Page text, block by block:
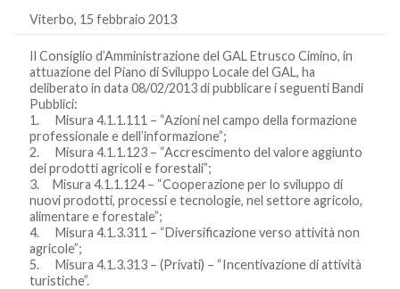
Viterbo, 15 febbraio 2013
Il Consiglio d’Amministrazione del GAL Etrusco Cimino, in
attuazione del Piano di Sviluppo Locale del GAL, ha
deliberato in data 08/02/2013 di pubblicare i seguenti Bandi
Pubblici:
1. Misura 4.1.1.111 – “Azioni nel campo della formazione
professionale e dell’informazione”;
2. Misura 4.1.1.123 – “Accrescimento del valore aggiunto
dei prodotti agricoli e forestali”;
3. Misura 4.1.1.124 – “Cooperazione per lo sviluppo di
nuovi prodotti, processi e tecnologie, nel settore agricolo,
alimentare e forestale”;
4. Misura 4.1.3.311 – “Diversificazione verso attività non
agricole”;
5. Misura 4.1.3.313 – (Privati) – “Incentivazione di attività
turistiche”.